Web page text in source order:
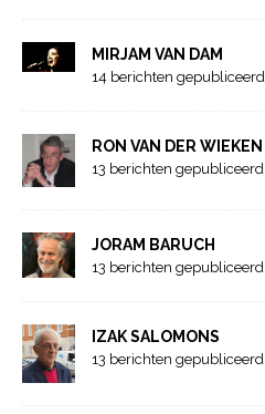
MIRJAM VAN DAM
14 berichten gepubliceerd
RON VAN DER WIEKEN
13 berichten gepubliceerd
JORAM BARUCH
13 berichten gepubliceerd
IZAK SALOMONS
13 berichten gepubliceerd